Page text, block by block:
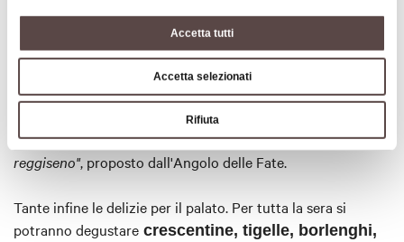
Accetta tutti
Accetta selezionati
Rifiuta
er i bambini, ci sono invecele giostre
Piazzale del Mercato.
Ad animare la serata contribuiranno il
Posta. Brilla!", che offre a tutti la possibilità di diventare
protagonisti sul profilo Instagram dell'ufficio turistico
infoSASSO, e un curioso concorso -"Indovina la taglia del
reggiseno", proposto dall'Angolo delle Fate.
Tante infine le delizie per il palato. Per tutta la sera si
potranno degustare crescentine, tigelle, borlenghi,